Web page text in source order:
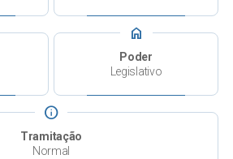
home
Poder
Legislativo
info
Tramitação
Normal